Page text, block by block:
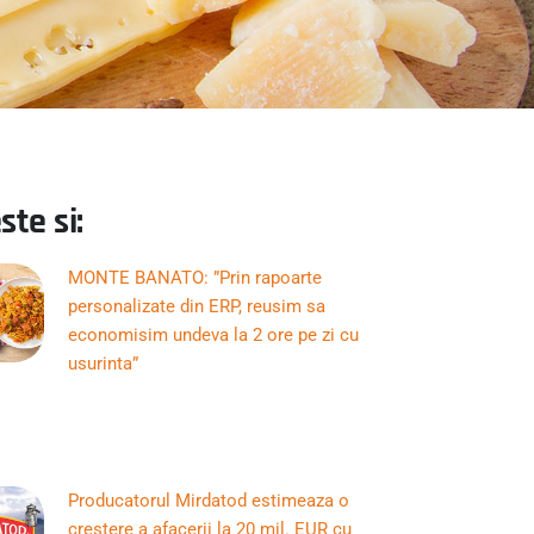
si:
MONTE BANATO: ”Prin rapoarte
personalizate din ERP, reusim sa
economisim undeva la 2 ore pe zi cu
usurinta”
Producatorul Mirdatod estimeaza o
crestere a afacerii la 20 mil. EUR cu